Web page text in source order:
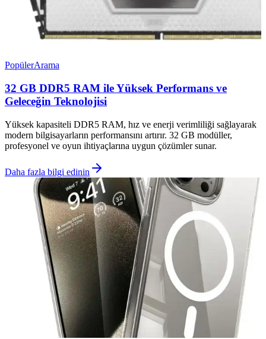
PopülerArama
32 GB DDR5 RAM ile Yüksek Performans ve
Geleceğin Teknolojisi
Yüksek kapasiteli DDR5 RAM, hız ve enerji verimliliği sağlayarak
modern bilgisayarların performansını artırır. 32 GB modüller,
profesyonel ve oyun ihtiyaçlarına uygun çözümler sunar.
Daha fazla bilgi edinin